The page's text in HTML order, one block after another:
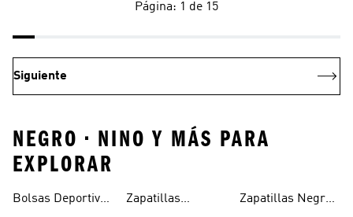
Página: 1 de 15
Siguiente
NEGRO • NINO Y MÁS PARA
EXPLORAR
Bolsas Deportivas
Niñas
Zapatillas
Zapatillas Negras